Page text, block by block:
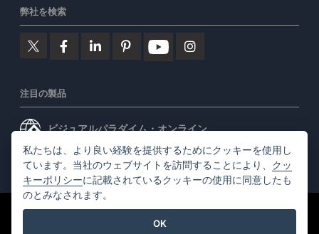
弊社を検索
注目の製品
ビジュアルパラダイム・オンライン
ビジュアルパラダイムデスクトップ
©2026 by Visual Paradigm. 全ての権利を有する
私たちは、より良い経験を提供するためにクッキーを使用し
ています。当社のウェブサイトを訪問することにより、 クッ
キーポリシーに記載されているクッキーの使用に同意したも
のとみなされます。
OK